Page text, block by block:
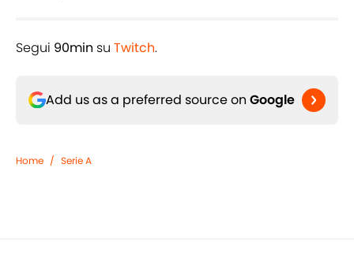
Segui 90min su Twitch.
Add us as a preferred source on Google
Home / Serie A